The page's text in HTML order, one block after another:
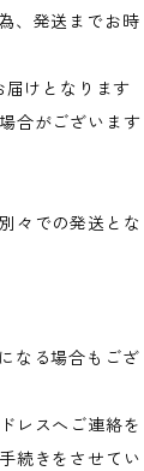
、発送までお時
けとなります
合がございます
々での発送とな
なる場合もござ
レスへご連絡を
続きをさせてい